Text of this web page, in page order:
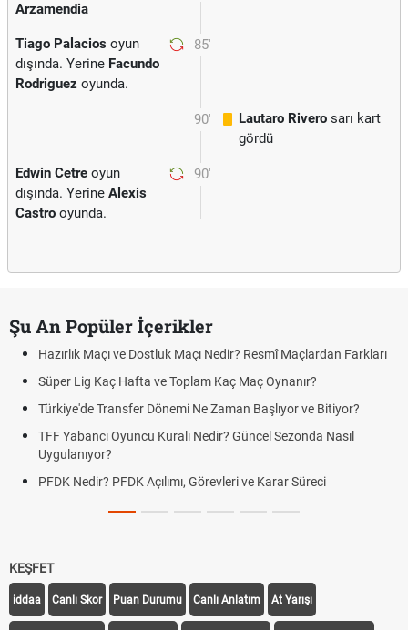
Arzamendia
85'
Tiago Palacios oyun
dışında. Yerine Facundo
Rodriguez oyunda.
90' Lautaro Rivero sarı kart
gördü
90'
Edwin Cetre oyun
dışında. Yerine Alexis
Castro oyunda.
Şu An Popüler İçerikler
Hazırlık Maçı ve Dostluk Maçı Nedir? Resmî Maçlardan Farkları
Süper Lig Kaç Hafta ve Toplam Kaç Maç Oynanır?
Türkiye'de Transfer Dönemi Ne Zaman Başlıyor ve Bitiyor?
TFF Yabancı Oyuncu Kuralı Nedir? Güncel Sezonda Nasıl
Uygulanıyor?
PFDK Nedir? PFDK Açılımı, Görevleri ve Karar Süreci
KEŞFET
iddaa Canlı Skor Puan Durumu Canlı Anlatım At Yarışı